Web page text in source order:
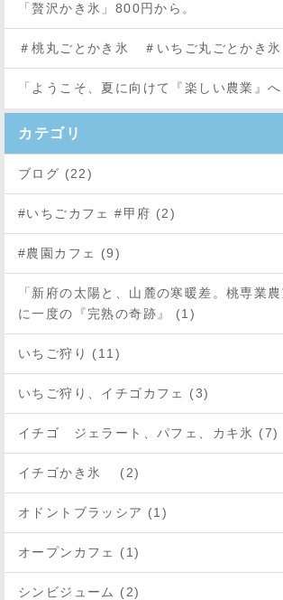
「贅沢かき氷」800円から。
＃桃丸ごとかき氷 ＃いちご丸ごとかき
「ようこそ、夏に向けて『楽しい農業』へ
カテゴリ
ブログ (22)
#いちごカフェ #甲府 (2)
#農園カフェ (9)
「新府の太陽と、山麓の寒暖差。桃専業
に一度の『完熟の奇跡』 (1)
いちご狩り (11)
いちご狩り、イチゴカフェ (3)
イチゴ ジェラート、パフェ、カキ氷 (7)
イチゴかき氷 (2)
オドントブラッシア (1)
オープンカフェ (1)
シンビジューム (2)